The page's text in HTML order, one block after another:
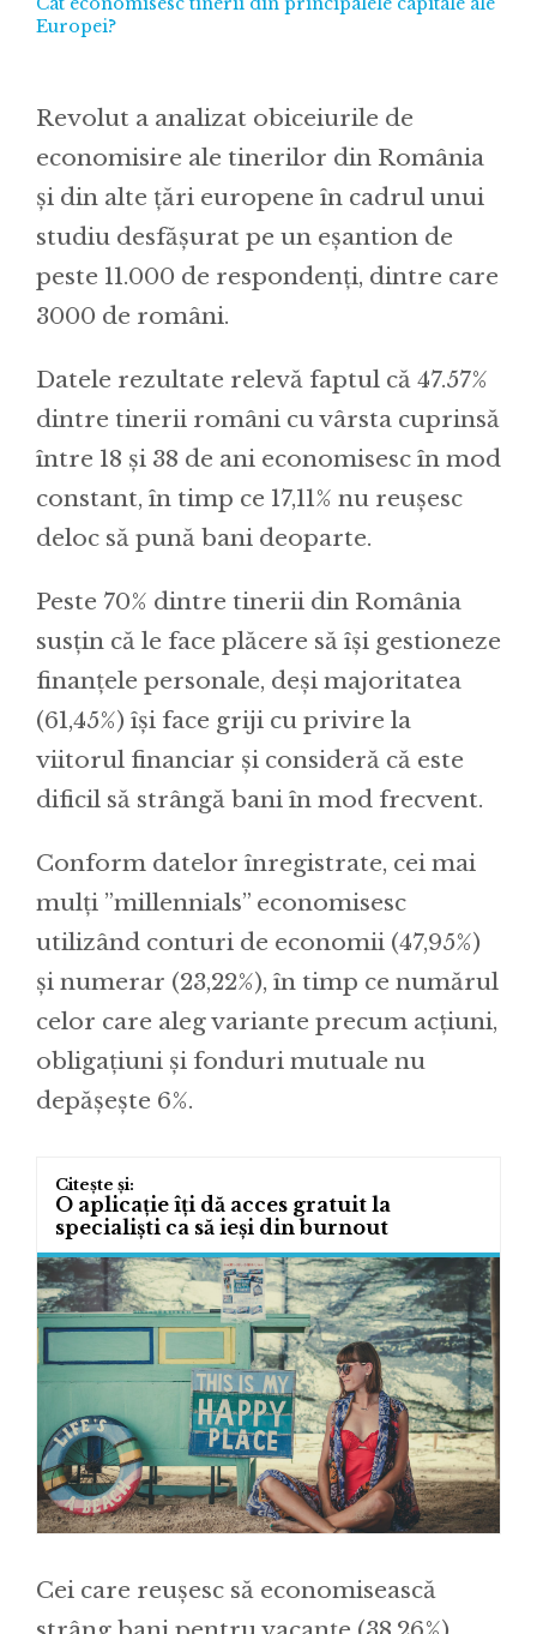
Europei?
Revolut a analizat obiceiurile de
economisire ale tinerilor din România
și din alte țări europene în cadrul unui
studiu desfășurat pe un eșantion de
peste 11.000 de respondenți, dintre care
3000 de români.
Datele rezultate relevă faptul că 47.57%
dintre tinerii români cu vârsta cuprinsă
între 18 și 38 de ani economisesc în mod
constant, în timp ce 17,11% nu reușesc
deloc să pună bani deoparte.
Peste 70% dintre tinerii din România
susțin că le face plăcere să își gestioneze
finanțele personale, deși majoritatea
(61,45%) își face griji cu privire la
viitorul financiar și consideră că este
dificil să strângă bani în mod frecvent.
Conform datelor înregistrate, cei mai
mulți ”millennials” economisesc
utilizând conturi de economii (47,95%)
și numerar (23,22%), în timp ce numărul
celor care aleg variante precum acțiuni,
obligațiuni și fonduri mutuale nu
depășește 6%.
O aplicație îți dă acces gratuit la
specialiști ca să ieși din burnout
Cei care reușesc să economisească